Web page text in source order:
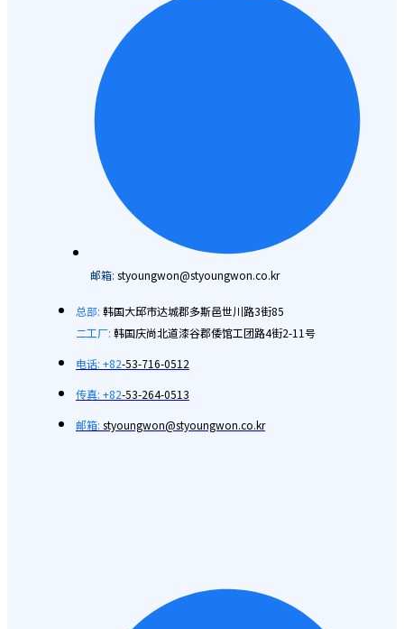
邮箱: styoungwon@styoungwon.co.kr
总部: 韩国大邱市达城郡多斯邑世川路3街85
二工厂: 韩国庆尚北道漆谷郡倭馆工团路4街2-11号
电话: +82-53-716-0512
传真: +82-53-264-0513
邮箱: styoungwon@styoungwon.co.kr